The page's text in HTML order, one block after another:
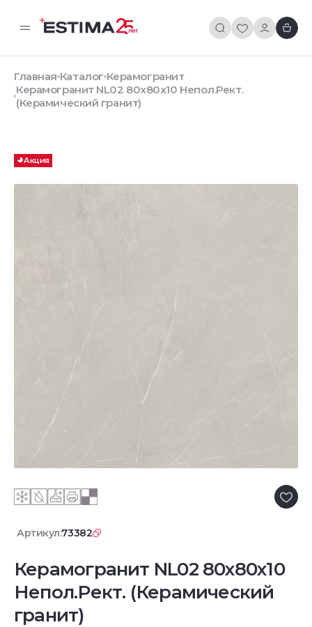
Главная Каталог Керамогранит
Керамогранит NL02 80x80x10 Непол.Рект.
(Керамический гранит)
Акция
Артикул:73382
Керамогранит NL02 80x80x10
Непол.Рект. (Керамический
гранит)